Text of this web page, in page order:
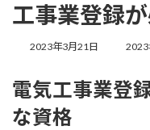
工事業登録
2023年3月21日
最
新
日
2023
電気工事業登
な資格